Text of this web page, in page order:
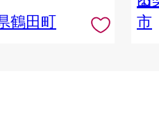
鶴田町
市